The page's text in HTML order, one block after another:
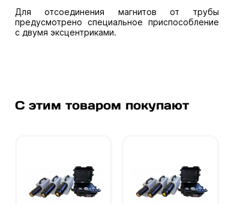
Для отсоединения магнитов от трубы
предусмотрено специальное приспособление
с двумя эксцентриками.
С этим товаром покупают